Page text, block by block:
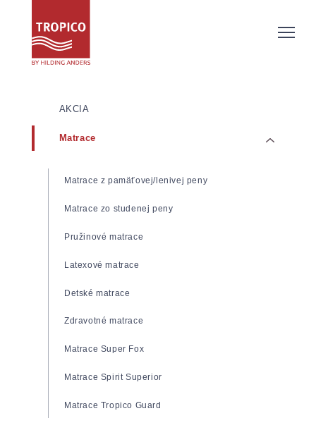
AKCIA
Matrace
Matrace z pamäťovej/lenivej peny
Matrace zo studenej peny
Pružinové matrace
Latexové matrace
Detské matrace
Zdravotné matrace
Matrace Super Fox
Matrace Spirit Superior
Matrace Tropico Guard